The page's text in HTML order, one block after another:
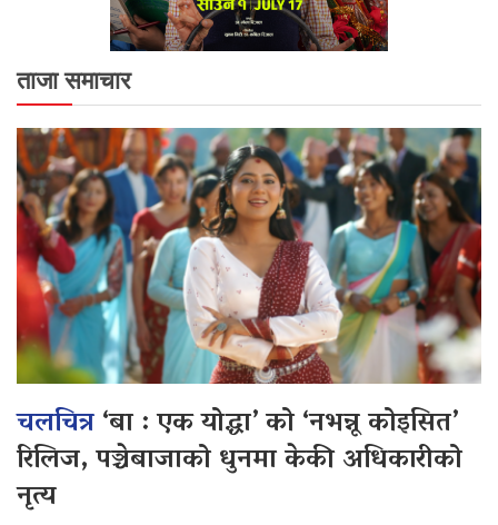
ताजा समाचार
चलचित्र‘बा : एक योद्धा’ को ‘नभन्नू कोइसित’
रिलिज, पञ्चेबाजाको धुनमा केकी अधिकारीको
नृत्य